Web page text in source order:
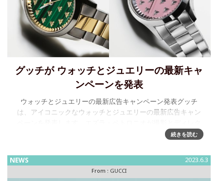
グッチが ウォッチとジュエリーの最新キャ
ンペーンを発表
ウォッチとジュエリーの最新広告キャンペーン発表グッチ
は、アイコニックなウォッチとジュエリーの最新広告キャン
ションを手がけたビジュアルとムービーは、ファインジュエ
続きを読む
NEWS 2023.6.3
From : GUCCI